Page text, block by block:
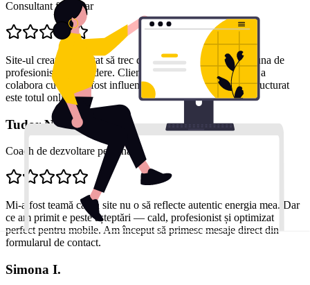
Consultant financiar
Site-ul creat m-a ajutat să trec de la o imagine generică la una de
profesionist de încredere. Clienții mi-au spus că decizia de a
colabora cu mine a fost influențată de cât de clar și bine structurat
este totul online.
Tudor N.
Coach de dezvoltare personală
Mi-a fost teamă că un site nu o să reflecte autentic energia mea. Dar
ce am primit e peste așteptări — cald, profesionist și optimizat
perfect pentru mobile. Am început să primesc mesaje direct din
formularul de contact.
Simona I.